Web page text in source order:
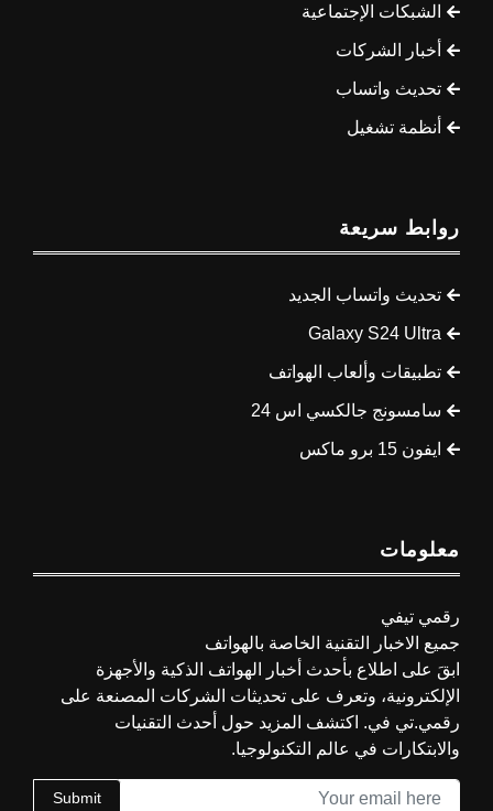
الشبكات الإجتماعية
أخبار الشركات
تحديث واتساب
أنظمة تشغيل
روابط سريعة
تحديث واتساب الجديد
Galaxy S24 Ultra
تطبيقات وألعاب الهواتف
سامسونج جالكسي اس 24
ايفون 15 برو ماكس
معلومات
رقمي تيفي
جميع الاخبار التقنية الخاصة بالهواتف
ابقَ على اطلاع بأحدث أخبار الهواتف الذكية والأجهزة
الإلكترونية، وتعرف على تحديثات الشركات المصنعة على
رقمي.تي في. اكتشف المزيد حول أحدث التقنيات
والابتكارات في عالم التكنولوجيا.
Submit